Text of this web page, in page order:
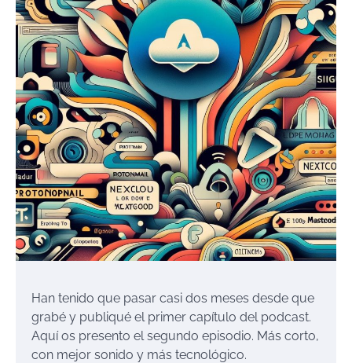
Han tenido que pasar casi dos meses desde que
grabé y publiqué el primer capítulo del podcast.
Aquí os presento el segundo episodio. Más corto,
con mejor sonido y más tecnológico.